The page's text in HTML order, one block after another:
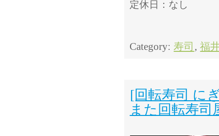
定休日：なし
Category: 寿司 , 福
[回転寿司 に
また回転寿